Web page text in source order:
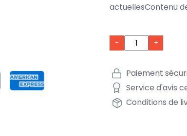
actuellesContenu
- +
Paiement
Service d'avis
Conditions de